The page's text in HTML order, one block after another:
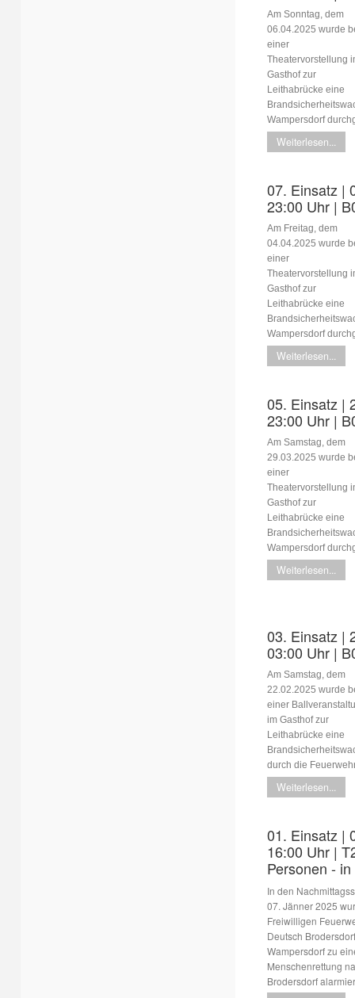
Am Sonntag, dem
06.04.2025 wurde
einer
Theatervorstellung
Gasthof zur
Leithabrücke eine
Wampersdorf
Weiterlesen...
07. Einsatz |
23:00 Uhr |
Am Freitag, dem
04.04.2025 wurde
einer
Theatervorstellung
Gasthof zur
Leithabrücke eine
Wampersdorf
Weiterlesen...
05. Einsatz |
23:00 Uhr |
Am Samstag, dem
29.03.2025 wurde
einer
Theatervorstellung
Gasthof zur
Leithabrücke eine
Wampersdorf
Weiterlesen...
03. Einsatz |
03:00 Uhr |
Am Samstag, dem
22.02.2025 wurde
einer
im Gasthof zur
Leithabrücke eine
durch die
Weiterlesen...
01. Einsatz |
16:00 Uhr |
Personen -
In den
07. Jänner 2025
Freiwilligen
Deutsch
Wampersdorf zu
Menschenrettung
Brodersdorf